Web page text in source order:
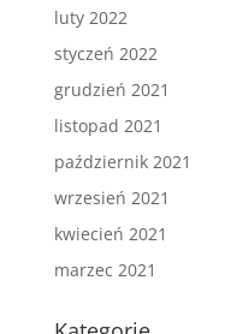
luty 2022
styczeń 2022
grudzień 2021
listopad 2021
październik 2021
wrzesień 2021
kwiecień 2021
marzec 2021